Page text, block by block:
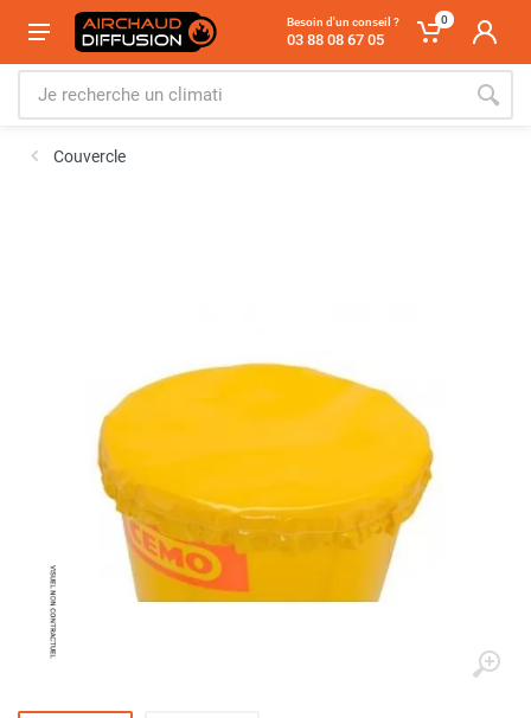
Besoin d'un conseil ?
03 88 08 67 05
0
Couvercle